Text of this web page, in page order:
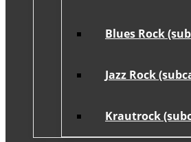
Blues Rock
Jazz Rock
Krautrock